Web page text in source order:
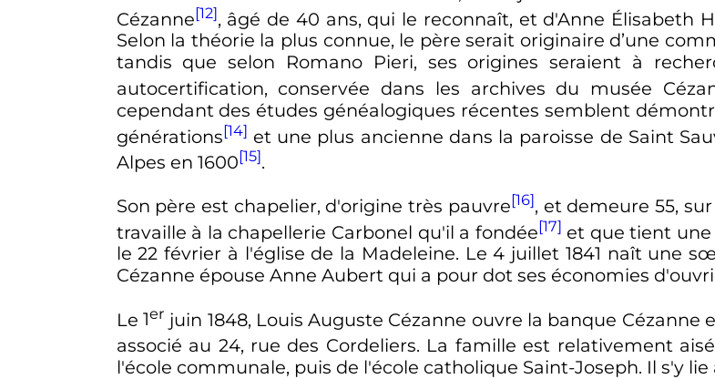
Cézanne[12], âgé de 40 ans, qui le reconnaît, et d'Anne Élisabeth
Selon la théorie la plus connue, le père serait originaire d’une
tandis que selon Romano Pieri, ses origines seraient à
autocertification, conservée dans les archives du musée
cependant des études généalogiques récentes semblent
générations[14] et une plus ancienne dans la paroisse de Saint
Alpes en 1600[15].
Son père est chapelier, d'origine très pauvre[16], et demeure 55,
travaille à la chapellerie Carbonel qu'il a fondée[17] et que tient
le22 février à l'église de la Madeleine. Le4 juillet 1841 naît une
Cézanne épouse Anne Aubert qui a pour dot ses économies
Le 1er juin 1848, Louis Auguste Cézanne ouvre la banque Cézanne
associé au 24, rue des Cordeliers. La famille est relativement
l'école communale, puis de l'école catholique Saint-Joseph. Il s'y lie